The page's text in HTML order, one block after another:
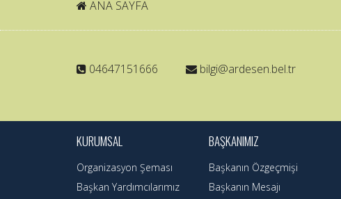
ANA SAYFA
04647151666 bilgi@ardesen.bel.tr
KURUMSAL
Organizasyon Şeması
Başkan Yardımcılarımız
BAŞKANIMIZ
Başkanın Özgeçmişi
Başkanın Mesajı